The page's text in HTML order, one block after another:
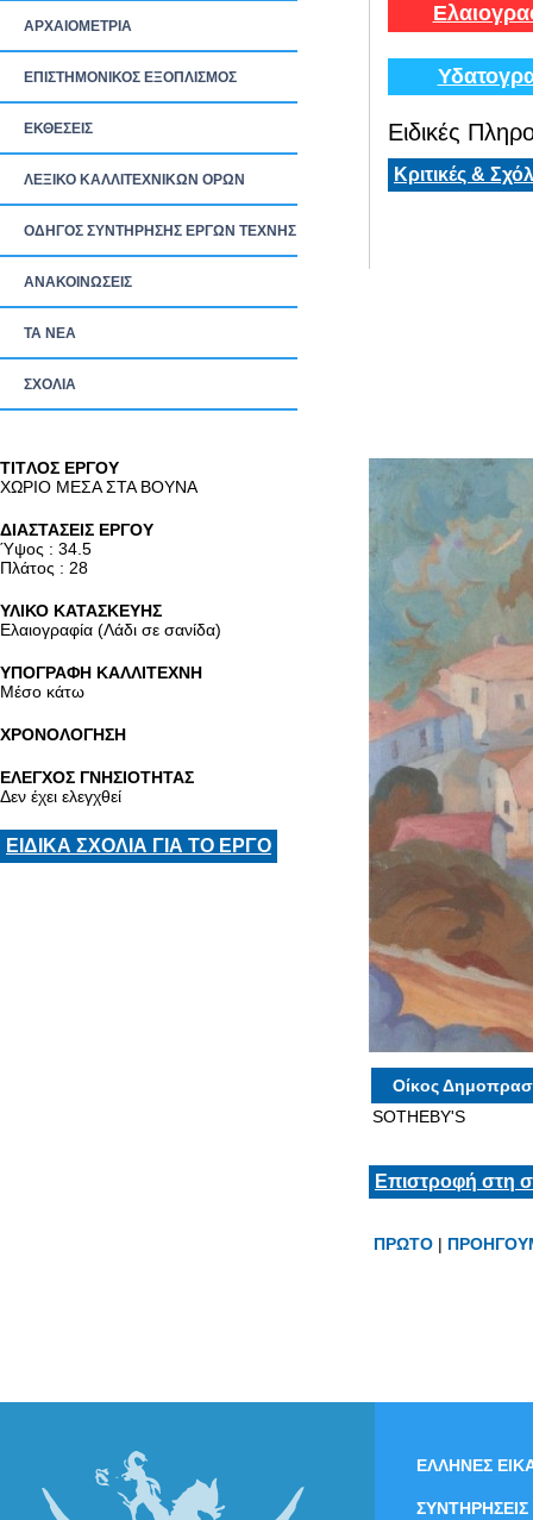
ΑΡΧΑΙΟΜΕΤΡΙΑ
ΕΠΙΣΤΗΜΟΝΙΚΟΣ ΕΞΟΠΛΙΣΜΟΣ
ΕΚΘΕΣΕΙΣ
ΛΕΞΙΚΟ ΚΑΛΛΙΤΕΧΝΙΚΩΝ ΟΡΩΝ
ΟΔΗΓΟΣ ΣΥΝΤΗΡΗΣΗΣ ΕΡΓΩΝ ΤΕΧΝΗΣ
ΑΝΑΚΟΙΝΩΣΕΙΣ
ΤΑ ΝEΑ
ΣΧΟΛΙΑ
Ειδικές
Κριτικές &
TITΛΟΣ ΕΡΓΟΥ
ΧΩΡΙΟ ΜΕΣΑ ΣΤΑ ΒΟΥΝΑ
ΔΙΑΣΤΑΣΕΙΣ ΕΡΓΟΥ
Ύψος : 34.5
Πλάτος : 28
ΥΛΙΚΟ ΚΑΤΑΣΚΕΥΗΣ
Ελαιογραφία (Λάδι σε σανίδα)
ΥΠΟΓΡΑΦΗ ΚΑΛΛΙΤΕΧΝΗ
Μέσο κάτω
ΧΡΟΝΟΛΟΓΗΣΗ
ΕΛΕΓΧΟΣ ΓΝΗΣΙΟΤΗΤΑΣ
Δεν έχει ελεγχθεί
ΕΙΔΙΚΑ ΣΧΟΛΙΑ ΓΙΑ ΤΟ ΕΡΓΟ
Οίκος
SOTHEBY'S
Επιστροφή στη
ΠΡΩΤΟ |
ΕΛΛΗΝΕΣ
ΣΥΝΤΗΡΗΣΕΙΣ